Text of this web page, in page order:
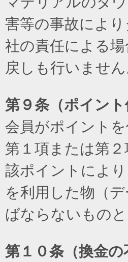
害等の事故によ
社の責任による
戻しも行いません
第９条（ポイン
会員がポイント
第１項または第
該ポイントによ
を利用した物（
ばならないものと
第１０条（換金の